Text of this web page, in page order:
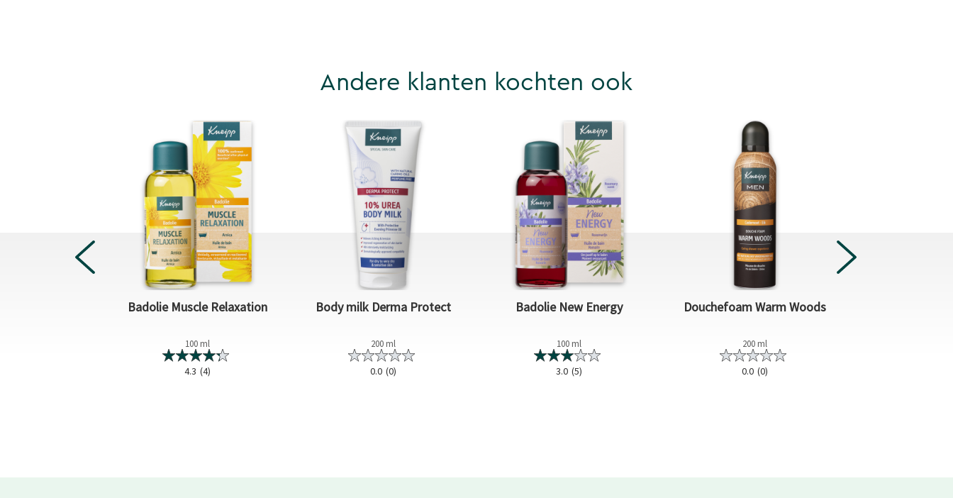
Andere klanten kochten ook
Badolie Muscle Relaxation
100 ml
4.3 (4)
Body milk Derma Protect
200 ml
0.0 (0)
Badolie New Energy
100 ml
3.0 (5)
Douchefoam Warm Woods
200 ml
0.0 (0)